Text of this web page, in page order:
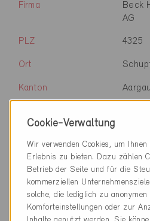
Firma
Beck
AG
PLZ 4325
Ort
Kanton Aargau
Firma
Blanc
PLZ 5703
Ort Seon
Cookie-Verwaltung
Wir verwenden Cookies, um
Erlebnis zu bieten. Dazu zählen
Betrieb der Seite und für die
kommerziellen
solche, die lediglich zu
Komforteinstellungen oder zur